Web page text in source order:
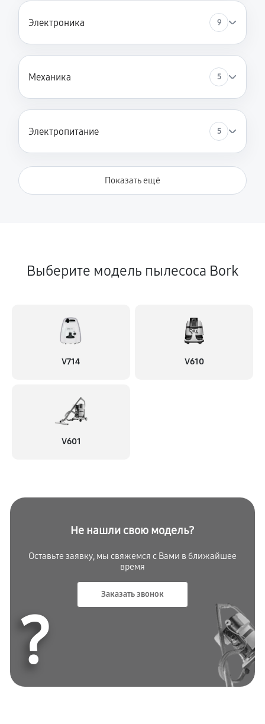
Ремонт цепей питания материнской платы
Электроника 9
Механика 5
Электропитание 5
Показать ещё
Выберите модель пылесоса Bork
V714 V610
V601
Не нашли свою модель?
Оставьте заявку, мы свяжемся с Вами в ближайшее
время
Заказать звонок
?